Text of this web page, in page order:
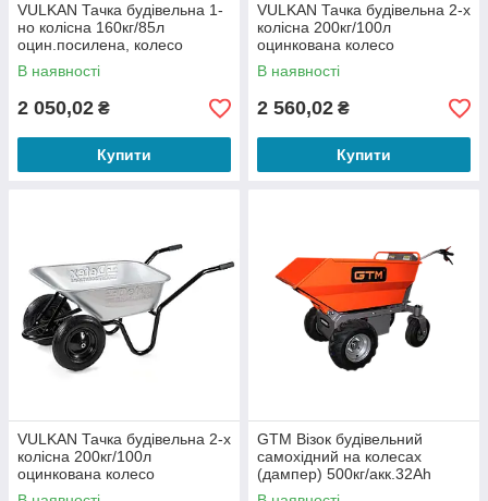
VULKAN Тачка будівельна 1-
но колісна 160кг/85л
оцин.посилена, колесо
пневматичне (зібрана)
В наявності
2 050,02 ₴
Купити
VULKAN Тачка будівельна 2-х
колісна 200кг/100л
оцинкована колесо
пневматичне (зібрана)
В наявності
2 560,02 ₴
Купити
VULKAN Тачка будівельна 2-х
колісна 200кг/100л
оцинкована колесо
цільнолите (зібрана)
GTM Візок будівельний
самохідний на колесах
(дампер) 500кг/акк.32Ah